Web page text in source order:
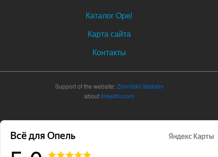
Каталог Opel
Карта сайта
Контакты
Support of the website:Zimnitskii Maksim
aboutlinkedin.com